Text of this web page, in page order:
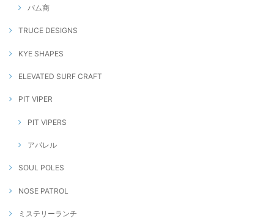
バム商
TRUCE DESIGNS
KYE SHAPES
ELEVATED SURF CRAFT
PIT VIPER
PIT VIPERS
アパレル
SOUL POLES
NOSE PATROL
ミステリーランチ